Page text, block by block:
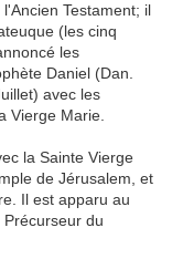
l'Ancien Testament; il
(les cinq
les
Daniel (Dan.
) avec les
Vierge Marie
la Sainte Vierge
de Jérusalem et
Il est apparu au
Précurseur du